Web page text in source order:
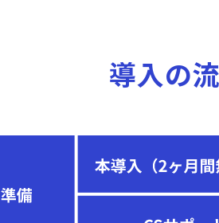
導入の